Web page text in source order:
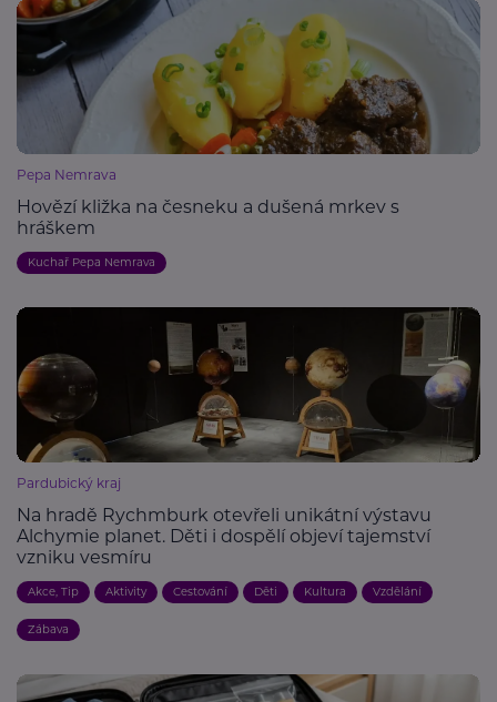
Pepa Nemrava
Hovězí kližka na česneku a dušená mrkev s
hráškem
Kuchař Pepa Nemrava
Pardubický kraj
Na hradě Rychmburk otevřeli unikátní výstavu
Alchymie planet. Děti i dospělí objeví tajemství
vzniku vesmíru
Akce, Tip Aktivity Cestování Děti Kultura Vzdělání
Zábava